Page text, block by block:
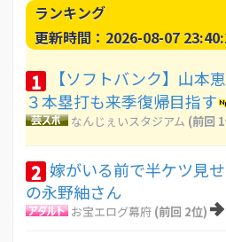
ランキング
更新時間：2026-08-07
1
【ソフトバンク】山
３本塁打も来季復帰目指す
なんじぇいスタジアム (前回
2 嫁がいる前で半ケツ見
の永野紬さん
お宝エログ幕府 (前回 2位)